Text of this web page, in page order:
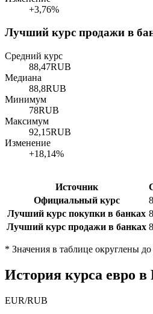
+3,76%
Лучший курс продажи в
Средний курс
88,47RUB
Медиана
88,8RUB
Минимум
78RUB
Максимум
92,15RUB
Изменение
+18,14%
Источник
Официальный курс
Лучший курс покупки в банках
Лучший курс продажи в банках
* Значения в таблице округлены до
История курса евро в
EUR/RUB